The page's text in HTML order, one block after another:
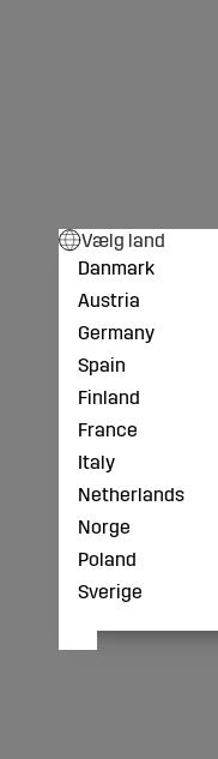
Vælg land
Danmark
Austria
Germany
Spain
Finland
France
Italy
Netherlands
Norge
Poland
Sverige